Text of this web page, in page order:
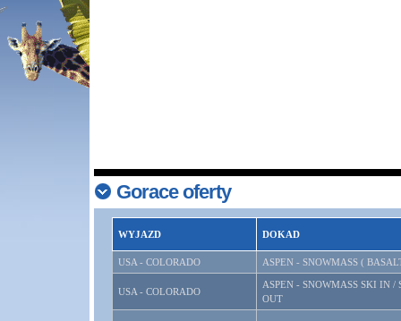
Gorace oferty
WYJAZD DOKAD
USA - COLORADO ASPEN - SNOWMASS (
USA - COLORADO
ASPEN - SNOWMASS SKI IN /
OUT